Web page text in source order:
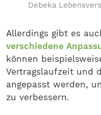
Debeka
Allerdings gibt es
verschiedene
können
Vertragslaufzeit und
angepasst werden,
zu verbessern.